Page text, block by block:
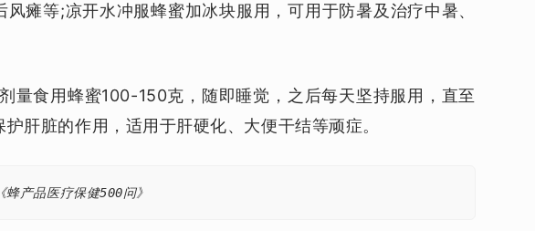
瘫等;凉开水冲服蜂蜜加冰块服用，可用于防暑及治疗中暑、
量食用蜂蜜100-150克，随即睡觉，之后每天坚持服用，直至
肝脏的作用，适用于肝硬化、大便干结等顽症。
产品医疗保健500问》